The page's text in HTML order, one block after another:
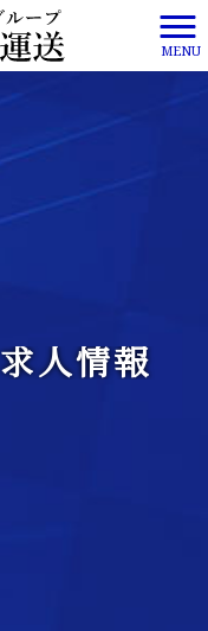
MENU
求人情報